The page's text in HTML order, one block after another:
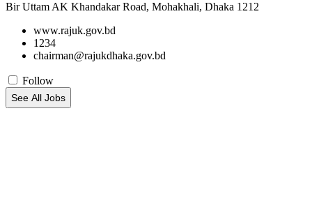
Bir Uttam AK Khandakar Road, Mohakhali, Dhaka 1212
www.rajuk.gov.bd
1234
chairman@rajukdhaka.gov.bd
Follow
See All Jobs